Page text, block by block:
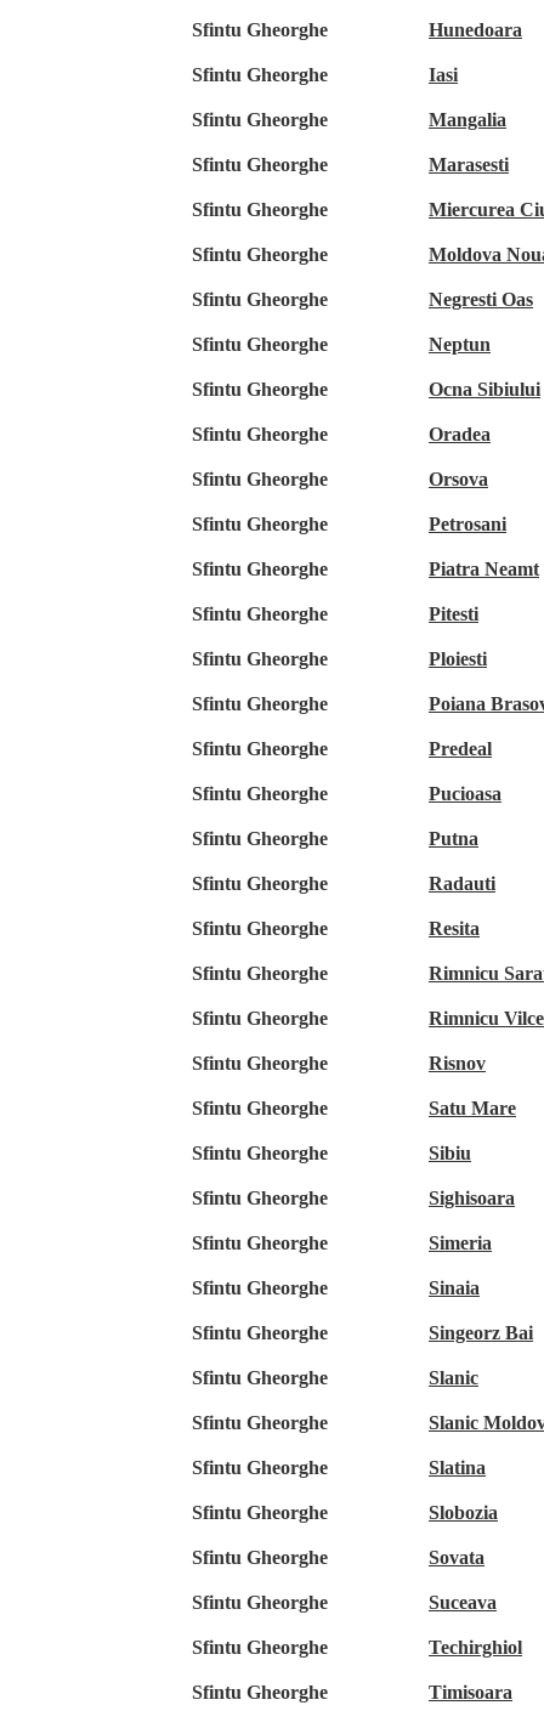
Sfintu Gheorghe Hunedoara
Sfintu Gheorghe Iasi
Sfintu Gheorghe Mangalia
Sfintu Gheorghe Marasesti
Sfintu Gheorghe Miercurea
Sfintu Gheorghe Moldova
Sfintu Gheorghe Negresti Oas
Sfintu Gheorghe Neptun
Sfintu Gheorghe Ocna Sibiului
Sfintu Gheorghe Oradea
Sfintu Gheorghe Orsova
Sfintu Gheorghe Petrosani
Sfintu Gheorghe Piatra Neamt
Sfintu Gheorghe Pitesti
Sfintu Gheorghe Ploiesti
Sfintu Gheorghe Poiana
Sfintu Gheorghe Predeal
Sfintu Gheorghe Pucioasa
Sfintu Gheorghe Putna
Sfintu Gheorghe Radauti
Sfintu Gheorghe Resita
Sfintu Gheorghe Rimnicu
Sfintu Gheorghe Rimnicu
Sfintu Gheorghe Risnov
Sfintu Gheorghe Satu Mare
Sfintu Gheorghe Sibiu
Sfintu Gheorghe Sighisoara
Sfintu Gheorghe Simeria
Sfintu Gheorghe Sinaia
Sfintu Gheorghe Singeorz Bai
Sfintu Gheorghe Slanic
Sfintu Gheorghe Slanic
Sfintu Gheorghe Slatina
Sfintu Gheorghe Slobozia
Sfintu Gheorghe Sovata
Sfintu Gheorghe Suceava
Sfintu Gheorghe Techirghiol
Sfintu Gheorghe Timisoara